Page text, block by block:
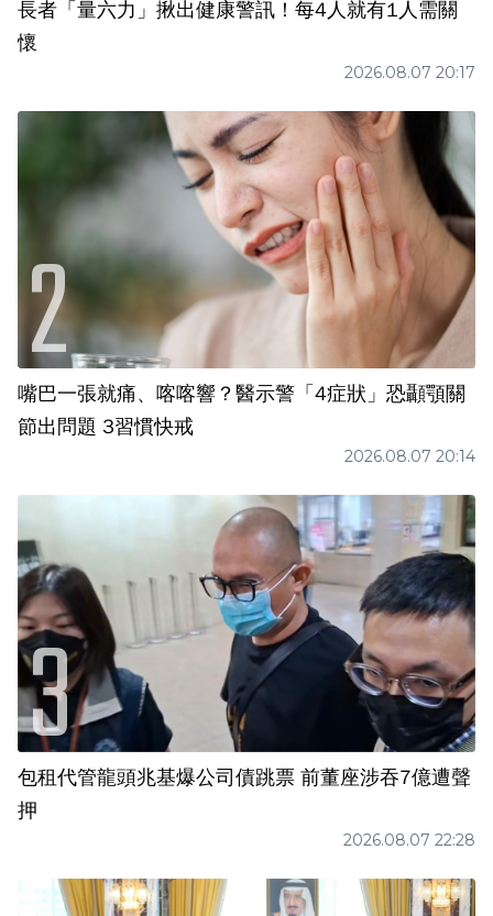
長者「量六力」揪出健康警訊！每4人就有1人需關
懷
2026.08.07 20:17
嘴巴一張就痛、喀喀響？醫示警「4症狀」恐顳顎關
節出問題 3習慣快戒
2026.08.07 20:14
包租代管龍頭兆基爆公司債跳票 前董座涉吞7億遭聲
押
2026.08.07 22:28